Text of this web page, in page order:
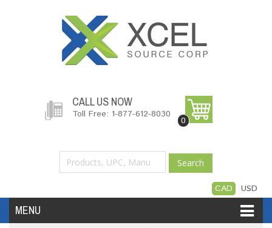
CALL US NOW
Toll Free: 1-877-612-8030
0
Search
CAD USD
MENU